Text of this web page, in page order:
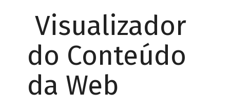
Visualizador
do Conteúdo
da Web